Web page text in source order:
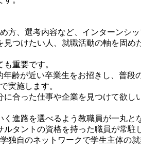
方、選考内容など、インターン
つけたい人、就職活動の軸を固め
重要です。
齢が近い卒業生をお招きし、普段
実施します。
合った仕事や企業を見つけて欲し
進路を選べるよう教職員が一丸と
タントの資格を持った職員が常駐
独自のネットワークで学生主体の就